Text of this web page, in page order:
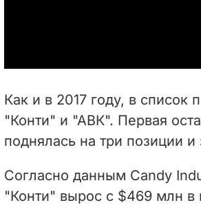
Как и в 2017 году, в список
"Конти" и "АВК". Первая
поднялась на три позиции
Согласно данным Candy
"Конти" вырос с $469 млн